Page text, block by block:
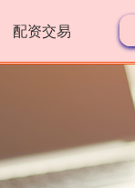
配资交易